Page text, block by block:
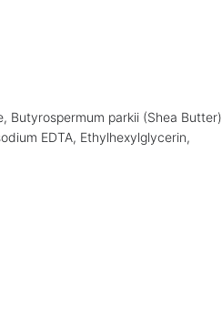
Butyrospermum parkii (Shea Butter)
EDTA, Ethylhexylglycerin,